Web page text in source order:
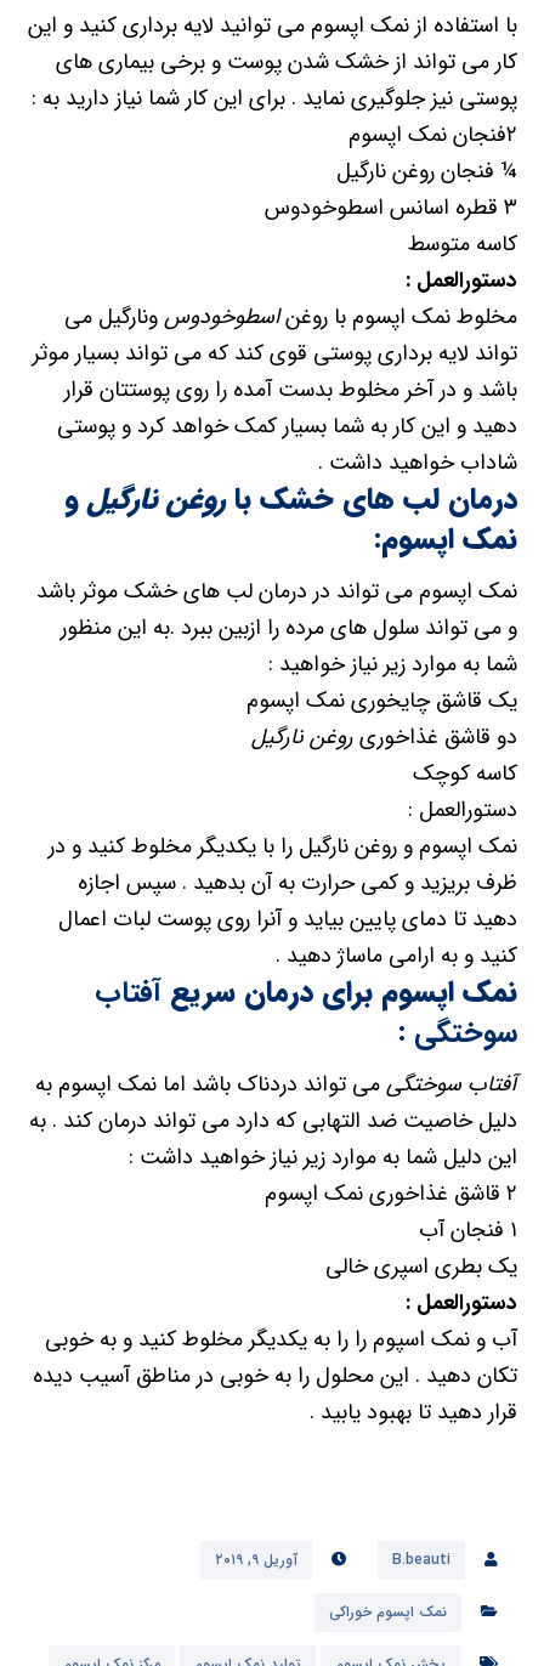
با استفاده از نمک اپسوم می توانید لایه برداری کنید و این
کار می تواند از خشک شدن پوست و برخی بیماری های
پوستی نیز جلوگیری نماید . برای این کار شما نیاز دارید به :
۲فنجان نمک اپسوم
¼ فنجان روغن نارگیل
۳ قطره اسانس اسطوخودوس
کاسه متوسط
دستورالعمل :
مخلوط نمک اپسوم با روغناسطوخودوسونارگیل می
تواند لایه برداری پوستی قوی کند که می تواند بسیار موثر
باشد و در آخر مخلوط بدست آمده را روی پوستتان قرار
دهید و این کار به شما بسیار کمک خواهد کرد و پوستی
شاداب خواهید داشت .
درمان لب های خشک باروغن نارگیلو
نمک اپسوم:
نمک اپسوم می تواند در درمان لب های خشک موثر باشد
و می تواند سلول های مرده را ازبین ببرد .به این منظور
شما به موارد زیر نیاز خواهید :
یک قاشق چایخوری نمک اپسوم
دو قاشق غذاخوریروغن نارگیل
کاسه کوچک
دستورالعمل :
نمک اپسوم و روغن نارگیل را با یکدیگر مخلوط کنید و در
ظرف بریزید و کمی حرارت به آن بدهید . سپس اجازه
دهید تا دمای پایین بیاید و آنرا روی پوست لبات اعمال
کنید و به ارامی ماساژ دهید .
نمک اپسوم برای درمان سریعآفتاب
سوختگی :
آفتاب سوختگیمی تواند دردناک باشد اما نمک اپسوم به
دلیل خاصیت ضد التهابی که دارد می تواند درمان کند . به
این دلیل شما به موارد زیر نیاز خواهید داشت :
۲ قاشق غذاخوری نمک اپسوم
۱ فنجان آب
یک بطری اسپری خالی
دستورالعمل :
آب و نمک اسپوم را را به یکدیگر مخلوط کنید و به خوبی
تکان دهید . این محلول را به خوبی در مناطق آسیب دیده
قرار دهید تا بهبود یابید .
B.beauti آوریل ۹, ۲۰۱۹
نمک اپسوم خوراکی